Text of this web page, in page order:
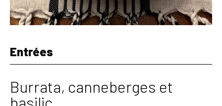
Entrées
Burrata, canneberges et
basilic